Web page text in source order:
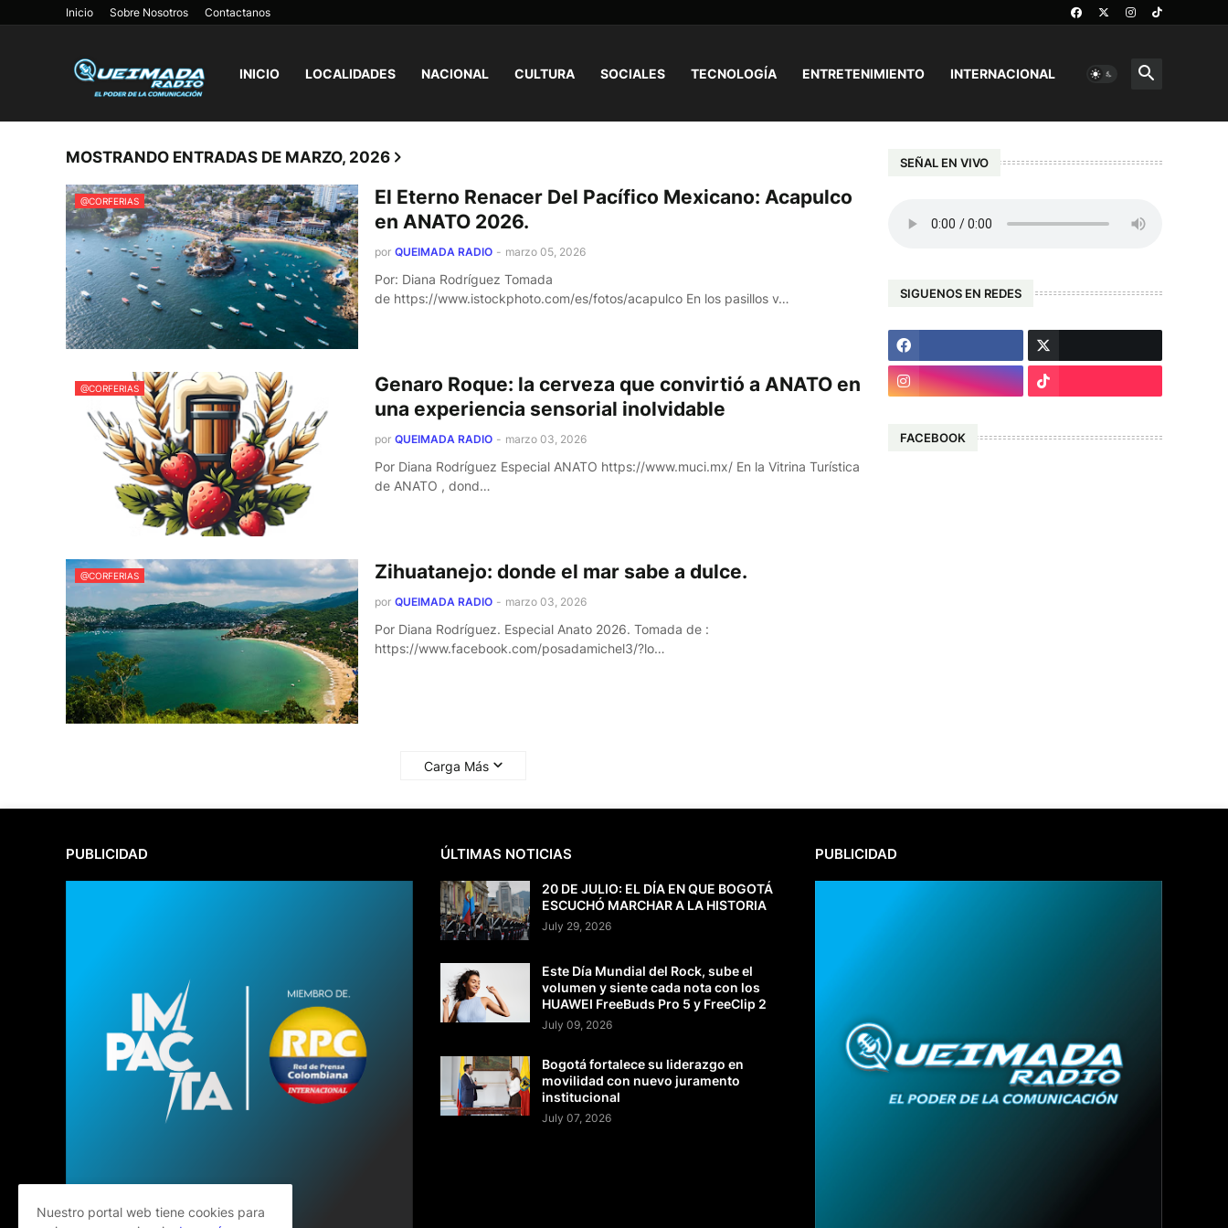
Inicio Sobre Nosotros Contactanos
INICIO LOCALIDADES NACIONAL CULTURA SOCIALES TECNOLOGÍA ENTRETENIMIENTO INTERNACIONAL
MOSTRANDO ENTRADAS DE MARZO, 2026
@CORFERIAS
El Eterno Renacer Del Pacífico Mexicano: Acapulco
en ANATO 2026.
por QUEIMADA RADIO - marzo 05, 2026
Por: Diana Rodríguez Tomada
de https://www.istockphoto.com/es/fotos/acapulco En los pasillos v…
@CORFERIAS
Genaro Roque: la cerveza que convirtió a ANATO en
una experiencia sensorial inolvidable
por QUEIMADA RADIO - marzo 03, 2026
Por Diana Rodríguez Especial ANATO https://www.muci.mx/ En la Vitrina Turística
de ANATO , dond…
@CORFERIAS Zihuatanejo: donde el mar sabe a dulce.
por QUEIMADA RADIO - marzo 03, 2026
Por Diana Rodríguez. Especial Anato 2026. Tomada de :
https://www.facebook.com/posadamichel3/?lo…
Carga Más
SEÑAL EN VIVO
SIGUENOS EN REDES
FACEBOOK
PUBLICIDAD ÚLTIMAS NOTICIAS
20 DE JULIO: EL DÍA EN QUE BOGOTÁ
ESCUCHÓ MARCHAR A LA HISTORIA
July 29, 2026
Este Día Mundial del Rock, sube el
volumen y siente cada nota con los
HUAWEI FreeBuds Pro 5 y FreeClip 2
July 09, 2026
Bogotá fortalece su liderazgo en
movilidad con nuevo juramento
institucional
July 07, 2026
PUBLICIDAD
Nuestro portal web tiene cookies para